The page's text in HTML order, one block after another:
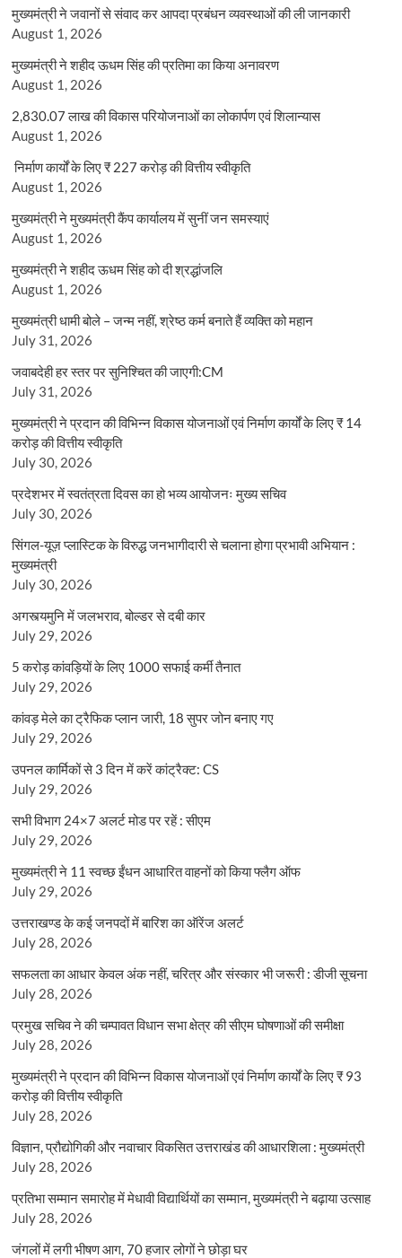
मुख्यमंत्री ने जवानों से संवाद कर आपदा प्रबंधन व्यवस्थाओं की ली जानकारी
August 1, 2026
मुख्यमंत्री ने शहीद ऊधम सिंह की प्रतिमा का किया अनावरण
August 1, 2026
2,830.07 लाख की विकास परियोजनाओं का लोकार्पण एवं शिलान्यास
August 1, 2026
निर्माण कार्यों के लिए ₹ 227 करोड़ की वित्तीय स्वीकृति
August 1, 2026
मुख्यमंत्री ने मुख्यमंत्री कैंप कार्यालय में सुनीं जन समस्याएं
August 1, 2026
मुख्यमंत्री ने शहीद ऊधम सिंह को दी श्रद्धांजलि
August 1, 2026
मुख्यमंत्री धामी बोले – जन्म नहीं, श्रेष्ठ कर्म बनाते हैं व्यक्ति को महान
July 31, 2026
जवाबदेही हर स्तर पर सुनिश्चित की जाएगी:CM
July 31, 2026
मुख्यमंत्री ने प्रदान की विभिन्न विकास योजनाओं एवं निर्माण कार्यों के लिए ₹ 14
करोड़ की वित्तीय स्वीकृति
July 30, 2026
प्रदेशभर में स्वतंत्रता दिवस का हो भव्य आयोजनः मुख्य सचिव
July 30, 2026
सिंगल-यूज़ प्लास्टिक के विरुद्ध जनभागीदारी से चलाना होगा प्रभावी अभियान :
मुख्यमंत्री
July 30, 2026
अगस्त्यमुनि में जलभराव, बोल्डर से दबी कार
July 29, 2026
5 करोड़ कांवड़ियों के लिए 1000 सफाई कर्मी तैनात
July 29, 2026
कांवड़ मेले का ट्रैफिक प्लान जारी, 18 सुपर जोन बनाए गए
July 29, 2026
उपनल कार्मिकों से 3 दिन में करें कांट्रैक्ट: CS
July 29, 2026
सभी विभाग 24×7 अलर्ट मोड पर रहें : सीएम
July 29, 2026
मुख्यमंत्री ने 11 स्वच्छ ईंधन आधारित वाहनों को किया फ्लैग ऑफ
July 29, 2026
उत्तराखण्ड के कई जनपदों में बारिश का ऑरेंज अलर्ट
July 28, 2026
सफलता का आधार केवल अंक नहीं, चरित्र और संस्कार भी जरूरी : डीजी सूचना
July 28, 2026
प्रमुख सचिव ने की चम्पावत विधान सभा क्षेत्र की सीएम घोषणाओं की समीक्षा
July 28, 2026
मुख्यमंत्री ने प्रदान की विभिन्न विकास योजनाओं एवं निर्माण कार्यों के लिए ₹ 93
करोड़ की वित्तीय स्वीकृति
July 28, 2026
विज्ञान, प्रौद्योगिकी और नवाचार विकसित उत्तराखंड की आधारशिला : मुख्यमंत्री
July 28, 2026
प्रतिभा सम्मान समारोह में मेधावी विद्यार्थियों का सम्मान, मुख्यमंत्री ने बढ़ाया उत्साह
July 28, 2026
जंगलों में लगी भीषण आग, 70 हजार लोगों ने छोड़ा घर